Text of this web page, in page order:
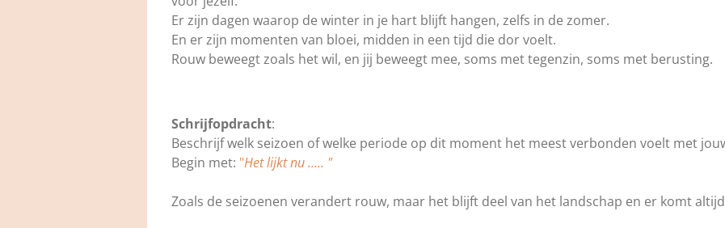
Er zijn dagen waarop de winter in je hart blijft hangen, zelfs in de zomer.
En er zijn momenten van bloei, midden in een tijd die dor voelt.
Rouw beweegt zoals het wil, en jij beweegt mee, soms met tegenzin, soms met berusting.
Schrijfopdracht:
Beschrijf welk seizoen of welke periode op dit moment het meest verbonden voelt met
Begin met: "Het lijkt nu ..... "
Zoals de seizoenen verandert rouw, maar het blijft deel van het landschap en er komt